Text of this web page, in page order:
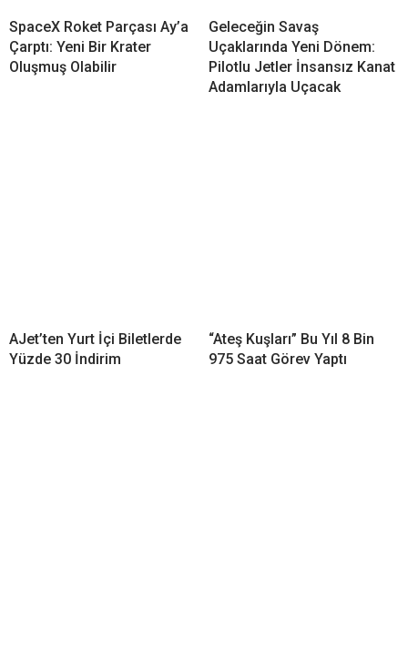
SpaceX Roket Parçası Ay’a
Çarptı: Yeni Bir Krater
Oluşmuş Olabilir
Geleceğin Savaş
Uçaklarında Yeni Dönem:
Pilotlu Jetler İnsansız Kanat
Adamlarıyla Uçacak
AJet’ten Yurt İçi Biletlerde
Yüzde 30 İndirim
“Ateş Kuşları” Bu Yıl 8 Bin
975 Saat Görev Yaptı